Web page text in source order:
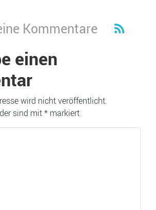
Kommentare
einen
wird nicht veröffentlicht.
sind mit* markiert